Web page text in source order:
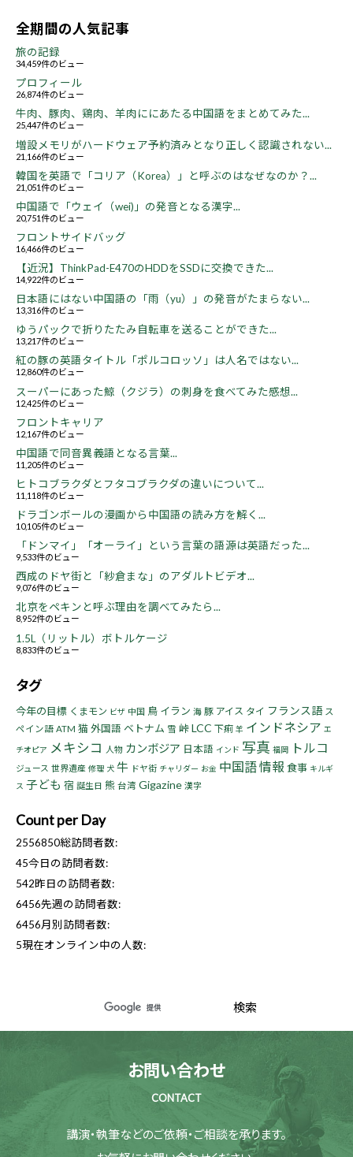
全期間の人気記事
旅の記録
34,459件のビュー
プロフィール
26,874件のビュー
牛肉、豚肉、鶏肉、羊肉ににあたる中国語をまとめてみた...
25,447件のビュー
増設メモリがハードウェア予約済みとなり正しく認識されない...
21,166件のビュー
韓国を英語で「コリア（Korea）」と呼ぶのはなぜなのか？...
21,051件のビュー
中国語で「ウェイ（wei)」の発音となる漢字...
20,751件のビュー
フロントサイドバッグ
16,466件のビュー
【近況】ThinkPad-E470のHDDをSSDに交換できた...
14,922件のビュー
日本語にはない中国語の「雨（yu）」の発音がたまらない...
13,316件のビュー
ゆうパックで折りたたみ自転車を送ることができた...
13,217件のビュー
紅の豚の英語タイトル「ポルコロッソ」は人名ではない...
12,860件のビュー
スーパーにあった鯨（クジラ）の刺身を食べてみた感想...
12,425件のビュー
フロントキャリア
12,167件のビュー
中国語で同音異義語となる言葉...
11,205件のビュー
ヒトコブラクダとフタコブラクダの違いについて...
11,118件のビュー
ドラゴンボールの漫画から中国語の読み方を解く...
10,105件のビュー
「ドンマイ」「オーライ」という言葉の語源は英語だった...
9,533件のビュー
西成のドヤ街と「紗倉まな」のアダルトビデオ...
9,076件のビュー
北京をペキンと呼ぶ理由を調べてみたら...
8,952件のビュー
1.5L（リットル）ボトルケージ
8,833件のビュー
タグ
今年の目標 くまモン ビザ 中国 鳥 イラン 海 豚 アイス タイ フランス語 ス
ペイン語 ATM 猫 外国語 ベトナム 雪 峠LCC 下痢 羊 インドネシア エ
チオピア メキシコ 人物 カンボジア 日本語 インド 写真 福岡 トルコ
ジュース 世界遺産 修理 犬 牛 ドヤ街 チャリダー お金 中国語情報 食事 キルギ
ス 子ども 宿 誕生日 熊 台湾 Gigazine 漢字
Count per Day
2556850総訪問者数:
45今日の訪問者数:
542昨日の訪問者数:
6456先週の訪問者数:
6456月別訪問者数:
5現在オンライン中の人数:
お問い合わせ
CONTACT
講演・執筆などのご依頼・ご相談を承ります。